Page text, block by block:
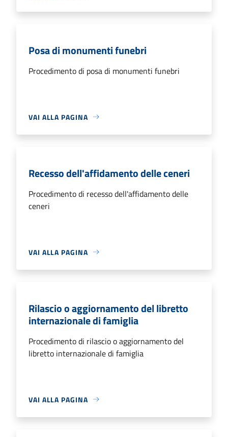
Posa di monumenti funebri
Procedimento di posa di monumenti funebri
VAI ALLA PAGINA
Recesso dell'affidamento delle ceneri
Procedimento di recesso dell'affidamento delle
ceneri
VAI ALLA PAGINA
Rilascio o aggiornamento del libretto
internazionale di famiglia
Procedimento di rilascio o aggiornamento del
libretto internazionale di famiglia
VAI ALLA PAGINA